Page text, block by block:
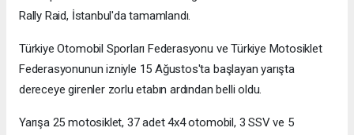
Rally Raid, İstanbul'da tamamlandı.
Türkiye Otomobil Sporları Federasyonu ve Türkiye Motosiklet
Federasyonunun izniyle 15 Ağustos'ta başlayan yarışta
dereceye girenler zorlu etabın ardından belli oldu.
Yarışa 25 motosiklet, 37 adet 4x4 otomobil, 3 SSV ve 5